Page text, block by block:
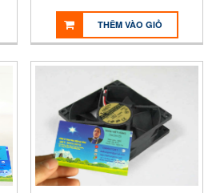
THÊM VÀO GIỎ